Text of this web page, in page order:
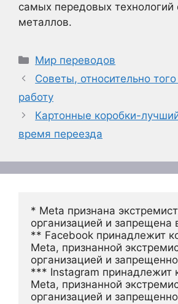
самых передовых технологий
металлов.
Рубрики
Мир переводов
Советы, относительно
работу
Картонные коробки-
время переезда
* Meta признана
организацией и запрещена
** Facebook принадлежит
Meta, признанной
организацией и
*** Instagram принадлежит
Meta, признанной
организацией и